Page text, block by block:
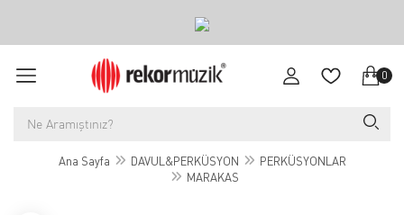
0
Ana Sayfa DAVUL&PERKÜSYON
PERKÜSYONLAR
MARAKAS